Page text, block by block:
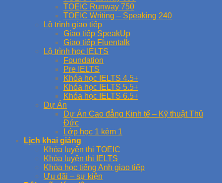
TOEIC Runway 750
TOEIC Writing – Speaking 240
Lộ trình giao tiếp
Giao tiếp SpeakUp
Giao tiếp Fluentalk
Lộ trình học IELTS
Foundation
Pre IELTS
Khóa học IELTS 4.5+
Khóa học IELTS 5.5+
Khóa học IELTS 6.5+
Dự Án
Dự Án Cao đẳng Kinh tế – Kỹ thuật Thủ
Đức
Lớp học 1 kèm 1
Lịch khai giảng
Khóa luyện thi TOEIC
Khóa luyện thi IELTS
Khóa học tiếng Anh giao tiếp
Ưu đãi – sự kiện